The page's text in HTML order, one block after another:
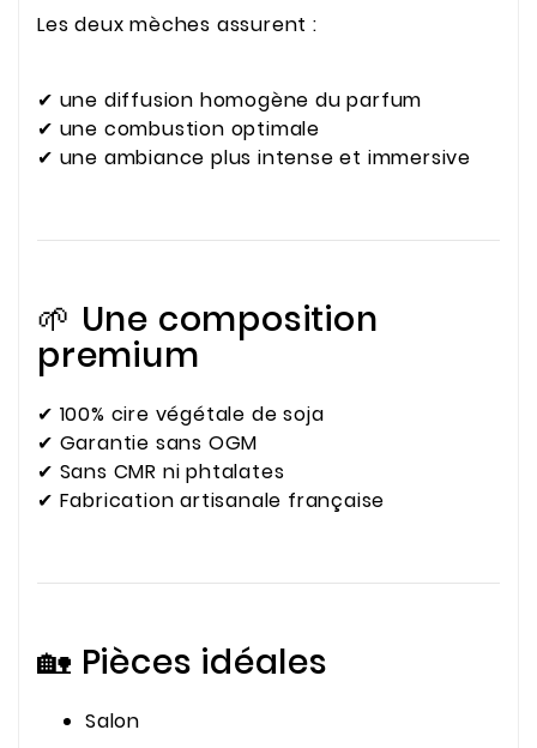
Les deux mèches assurent :
✔ une diffusion homogène du parfum
✔ une combustion optimale
✔ une ambiance plus intense et immersive
🌱 Une composition
premium
✔ 100% cire végétale de soja
✔ Garantie sans OGM
✔ Sans CMR ni phtalates
✔ Fabrication artisanale française
🏡 Pièces idéales
Salon